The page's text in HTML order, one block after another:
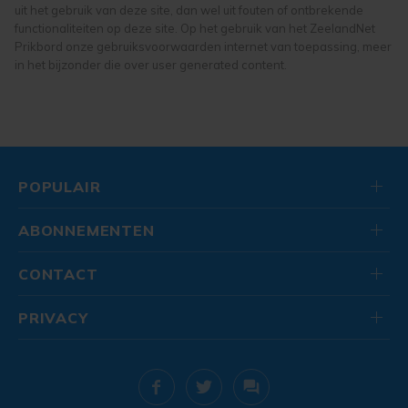
speelgoed
uit het gebruik van deze site, dan wel uit fouten of ontbrekende
functionaliteiten op deze site. Op het gebruik van het ZeelandNet
Prikbord onze gebruiksvoorwaarden internet van toepassing, meer
in het bijzonder die over user generated content.
POPULAIR
ABONNEMENTEN
CONTACT
PRIVACY